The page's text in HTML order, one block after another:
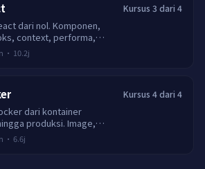
dari nol. Komponen,
context, performa,
dan aplikasi
· 10.2j
Kursus 3 dari 4
dari kontainer
produksi. Image,
Compose, build
dan registry yang aman.
· 6.6j
Kursus 4 dari 4